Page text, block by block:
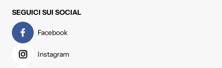
SEGUICI SUI SOCIAL
Facebook
Instagram